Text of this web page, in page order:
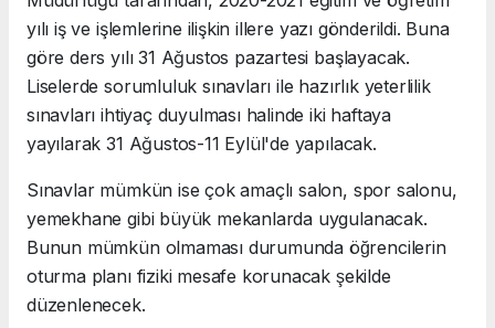
yılı iş ve işlemlerine ilişkin illere yazı gönderildi. Buna
göre ders yılı 31 Ağustos pazartesi başlayacak.
Liselerde sorumluluk sınavları ile hazırlık yeterlilik
sınavları ihtiyaç duyulması halinde iki haftaya
yayılarak 31 Ağustos-11 Eylül'de yapılacak.
Sınavlar mümkün ise çok amaçlı salon, spor salonu,
yemekhane gibi büyük mekanlarda uygulanacak.
Bunun mümkün olmaması durumunda öğrencilerin
oturma planı fiziki mesafe korunacak şekilde
düzenlenecek.